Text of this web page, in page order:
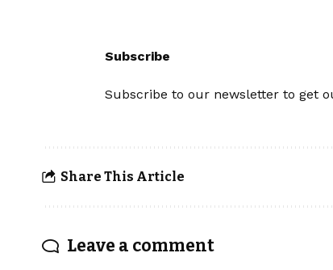
Subscribe
Subscribe to our newsletter to get
Share This Article
Leave a comment